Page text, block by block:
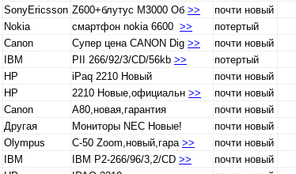
SonyEricsson Z600+блутус М3000 Об >> почти новый
Nokia смартфон nokia 6600 >> потертый
Canon Супер цена CANON Dig >> почти новый
IBM PII 266/92/3/CD/56kb >> потертый
HP iPaq 2210 Новый почти новый
HP 2210 Новые,официальн >> почти новый
Canon A80,новая,гарантия почти новый
Другая Мониторы NEC Новые! почти новый
Olympus C-50 Zoom,новый,гара >> почти новый
IBM IBM P2-266/96/3,2/CD >> почти новый